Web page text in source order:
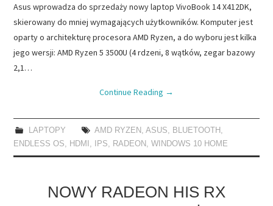
Asus wprowadza do sprzedaży nowy laptop VivoBook 14 X412DK,
skierowany do mniej wymagających użytkowników. Komputer jest
oparty o architekturę procesora AMD Ryzen, a do wyboru jest kilka
jego wersji: AMD Ryzen 5 3500U (4 rdzeni, 8 wątków, zegar bazowy
2,1…
Continue Reading →
LAPTOPY AMD RYZEN , ASUS, BLUETOOTH ,
ENDLESS OS, HDMI , IPS, RADEON ,WINDOWS 10 HOME
NOWY RADEON HIS RX